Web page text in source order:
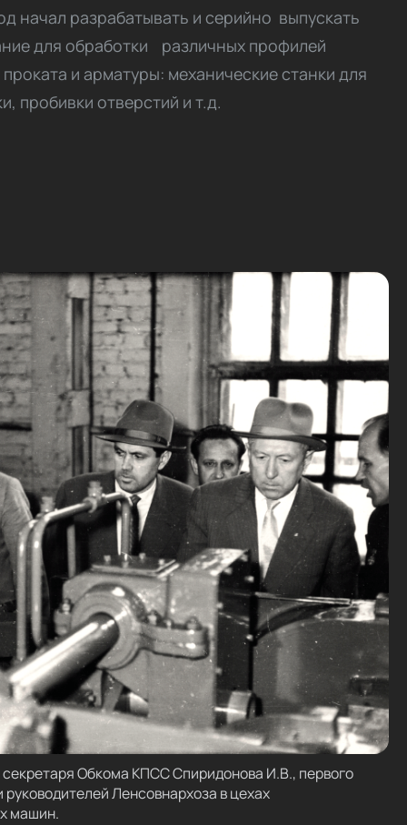
начал разрабатывать и серийно выпускать
для обработки различных профилей
и арматуры: механические станки для
пробивки отверстий и т.д.
Обкома КПСС Спиридонова И.В., первого
Ленсовнархоза в цехах
машин.